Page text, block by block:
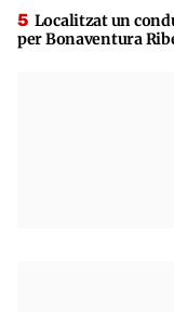
Localitzat un
per Bonaventura